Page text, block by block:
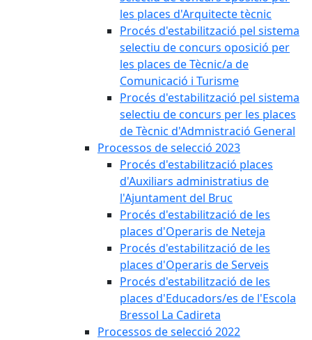
les places d'Arquitecte tècnic
Procés d'estabilització pel sistema
selectiu de concurs oposició per
les places de Tècnic/a de
Comunicació i Turisme
Procés d'estabilització pel sistema
selectiu de concurs per les places
de Tècnic d'Admnistració General
Processos de selecció 2023
Procés d'estabilització places
d'Auxiliars administratius de
l'Ajuntament del Bruc
Procés d'estabilització de les
places d'Operaris de Neteja
Procés d'estabilització de les
places d'Operaris de Serveis
Procés d'estabilització de les
places d'Educadors/es de l'Escola
Bressol La Cadireta
Processos de selecció 2022